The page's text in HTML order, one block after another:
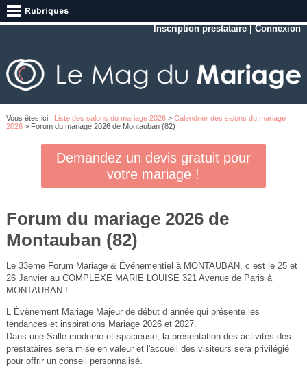
Inscription prestataire |Connexion
Vous êtes ici : Liste des salons du mariage 2026> Calendrier des salons du mariage
2026> Forum du mariage 2026 de Montauban (82)
Demandez un devis gratuit pour
votre mariage !
Forum du mariage 2026 de
Montauban (82)
Le 33eme Forum Mariage & Événementiel à MONTAUBAN, c est le 25 et
26 Janvier au COMPLEXE MARIE LOUISE 321 Avenue de Paris à
MONTAUBAN !
L Évènement Mariage Majeur de début d année qui présente les
tendances et inspirations Mariage 2026 et 2027.
Dans une Salle moderne et spacieuse, la présentation des activités des
prestataires sera mise en valeur et l'accueil des visiteurs sera privilégié
pour offrir un conseil personnalisé.